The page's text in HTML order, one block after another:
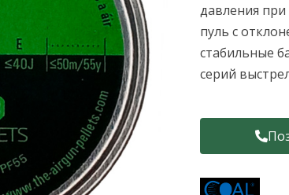
давления
пуль с
стабильные
серий